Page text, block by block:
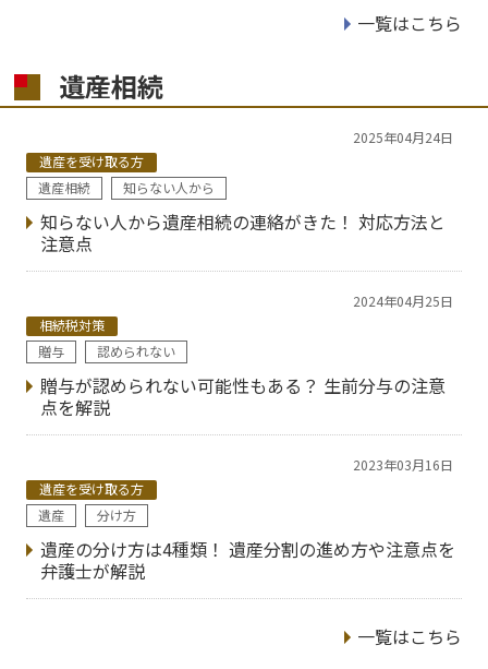
一覧はこちら
遺産相続
2025年04月24日
遺産を受け取る方
遺産相続
知らない人から
知らない人から遺産相続の連絡がきた！ 対応方法と
注意点
2024年04月25日
相続税対策
贈与
認められない
贈与が認められない可能性もある？ 生前分与の注意
点を解説
2023年03月16日
遺産を受け取る方
遺産
分け方
遺産の分け方は4種類！ 遺産分割の進め方や注意点を
弁護士が解説
一覧はこちら